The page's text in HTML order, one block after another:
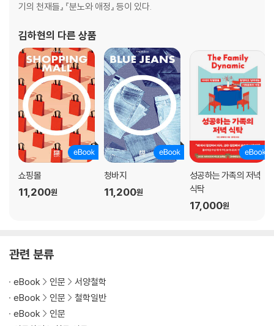
기의 천재들』 『분노와 애정』 등이 있다.
김하현의 다른 상품
쇼핑몰
11,200원
청바지
11,200원
성공하는 가족의 저녁
식탁
17,000원
관련 분류
eBook 인문
서양철학
eBook
인문
철학일반
eBook
인문